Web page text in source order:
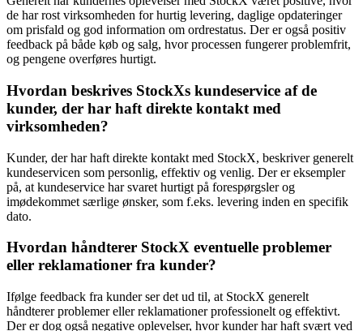
de har rost virksomheden for hurtig levering, daglige opdateringer
om prisfald og god information om ordrestatus. Der er også positiv
feedback på både køb og salg, hvor processen fungerer problemfrit,
og pengene overføres hurtigt.
Hvordan beskrives StockXs kundeservice af de
kunder, der har haft direkte kontakt med
virksomheden?
Kunder, der har haft direkte kontakt med StockX, beskriver generelt
kundeservicen som personlig, effektiv og venlig. Der er eksempler
på, at kundeservice har svaret hurtigt på forespørgsler og
imødekommet særlige ønsker, som f.eks. levering inden en specifik
dato.
Hvordan håndterer StockX eventuelle problemer
eller reklamationer fra kunder?
Ifølge feedback fra kunder ser det ud til, at StockX generelt
håndterer problemer eller reklamationer professionelt og effektivt.
Der er dog også negative oplevelser, hvor kunder har haft svært ved